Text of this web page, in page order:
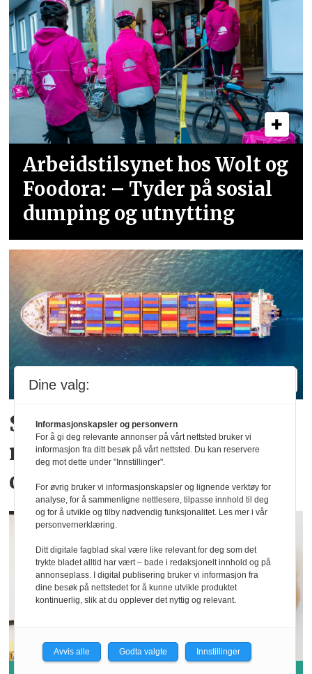
Arbeidstilsynet hos Wolt og
Foodora: – Tyder på sosial
dumping og utnytting
Sjøfartsdirektoratet med
nullvisjon for
dødsulykker
Dine valg:
Informasjonskapsler og personvern
For å gi deg relevante annonser på vårt nettsted bruker vi
informasjon fra ditt besøk på vårt nettsted. Du kan reservere
deg mot dette under "Innstillinger".
For øvrig bruker vi informasjonskapsler og lignende verktøy for
analyse, for å sammenligne nettlesere, tilpasse innhold til deg
og for å utvikle og tilby nødvendig funksjonalitet. Les mer i vår
personvernerklæring.
Ditt digitale fagblad skal være like relevant for deg som det
trykte bladet alltid har vært – bade i redaksjonelt innhold og på
annonseplass. I digital publisering bruker vi informasjon fra
dine besøk på nettstedet for å kunne utvikle produktet
kontinuerlig, slik at du opplever det nyttig og relevant.
Avvis alle Godta valgte Innstillinger